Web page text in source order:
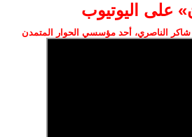
على اليوتيوب
الناصري، أحد مؤسسي الحوار المتمدن